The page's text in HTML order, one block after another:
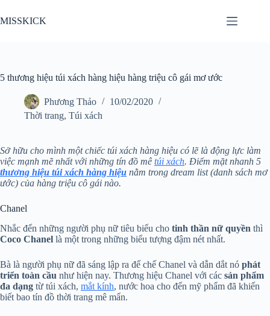
đến
phần
MISSKICK
5 thương hiệu túi xách hàng hiệu hàng triệu cô gái mơ ước
Phương Thảo
10/02/2020
Thời trang, Túi xách
Sở hữu cho mình một chiếc túi xách hàng hiệu có lẽ là động lực làm
việc mạnh mẽ nhất với những tín đồ mê túi xách. Điểm mặt nhanh 5
thương hiệu túi xách hàng hiệu nằm trong dream list (danh sách mơ
ước) của hàng triệu cô gái nào.
Chanel
Nhắc đến những người phụ nữ tiêu biểu cho tinh thần nữ quyền thì
Coco Chanel là một trong những biểu tượng đậm nét nhất.
Bà là người phụ nữ đã sáng lập ra đế chế Chanel và dẫn dắt nó phát
triển toàn cầu như hiện nay. Thương hiệu Chanel với các sản phẩm
đa dạng từ túi xách, mắt kính, nước hoa cho đến mỹ phẩm đã khiến
biết bao tín đồ thời trang mê mẩn.